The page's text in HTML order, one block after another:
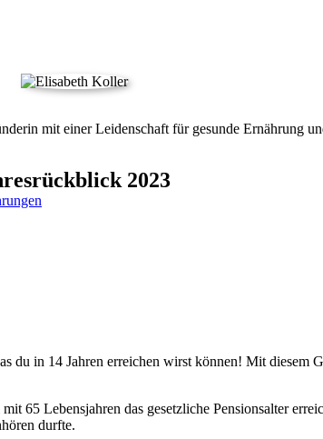
mit einer Leidenschaft für gesunde Ernährung
2023
du in 14 Jahren erreichen wirst können! Mit diesem
65 Lebensjahren das gesetzliche Pensionsalter
durfte.